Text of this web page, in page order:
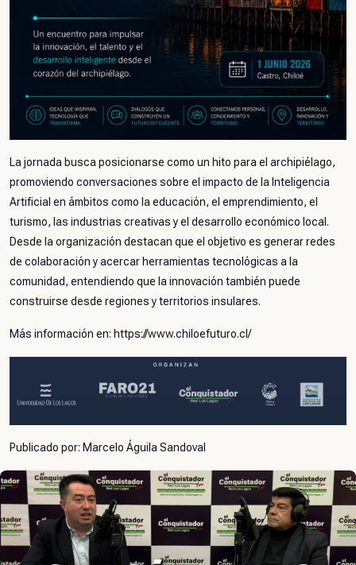
La jornada busca posicionarse como un hito para el archipiélago,
promoviendo conversaciones sobre el impacto de la Inteligencia
Artificial en ámbitos como la educación, el emprendimiento, el
turismo, las industrias creativas y el desarrollo económico local.
Desde la organización destacan que el objetivo es generar redes
de colaboración y acercar herramientas tecnológicas a la
comunidad, entendiendo que la innovación también puede
construirse desde regiones y territorios insulares.
Más información en: https://www.chiloefuturo.cl/
Publicado por: Marcelo Águila Sandoval